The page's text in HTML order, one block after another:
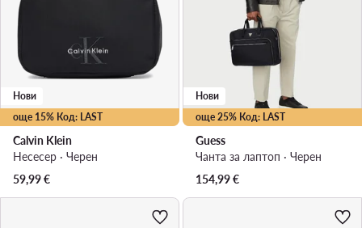
още 15% Код: LAST
Нови
Calvin Klein
Несесер · Черен
59,99€
още 25% Код: LAST
Нови
Guess
Чанта за лаптоп · Черен
154,99€